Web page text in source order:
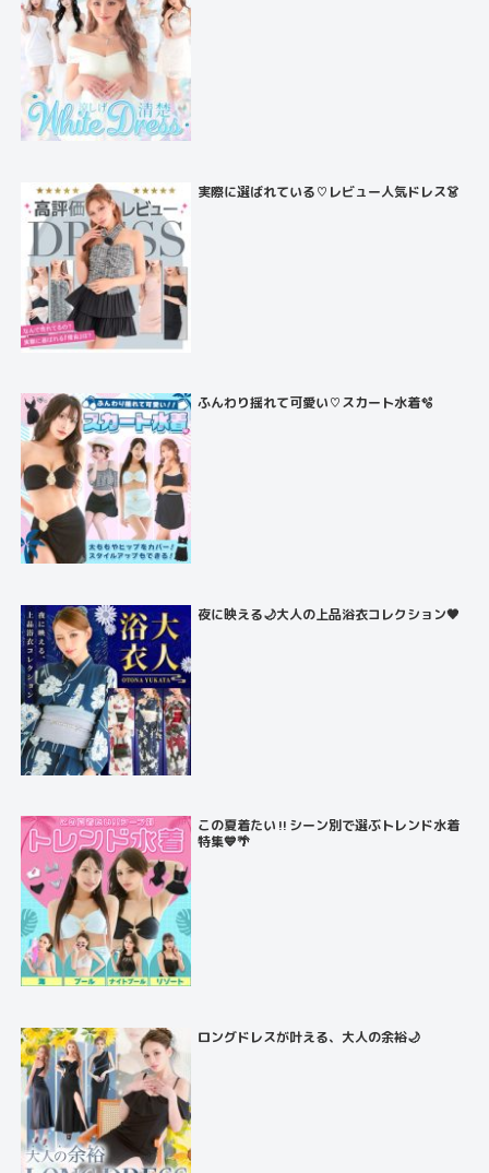
実際に選ばれている♡レビュー人気ドレス👗
ふんわり揺れて可愛い♡スカート水着🫧
夜に映える🌙大人の上品浴衣コレクション🖤
この夏着たい‼️シーン別で選ぶトレンド水着
特集💙🌴
ロングドレスが叶える、大人の余裕🌙